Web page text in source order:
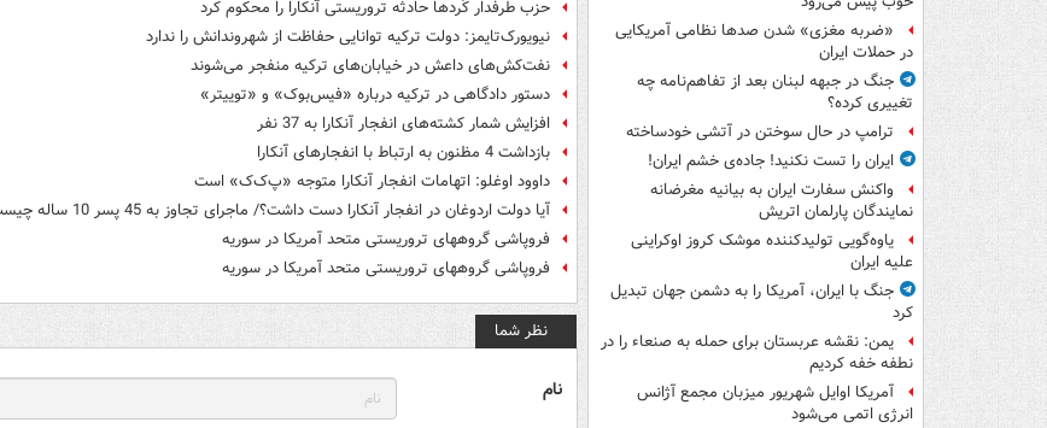
«ضربه مغزی» شدن صدها نظامی آمریکایی
در حملات ایران
جنگ در جبهه لبنان بعد از تفاهم‌نامه چه
تغییری کرده؟
ترامپ در حال سوختن در آتشی خودساخته
ایران را تست نکنید! جاده‌ی خشم ایران!
واکنش سفارت ایران به بیانیه مغرضانه
نمایندگان پارلمان اتریش
یاوه‌گویی تولیدکننده موشک کروز اوکراینی
علیه ایران
جنگ با ایران، آمریکا را به دشمن جهان تبدیل
کرد
یمن: نقشه عربستان برای حمله به صنعاء را در
نطفه خفه کردیم
آمریکا اوایل شهریور میزبان مجمع آژانس
انرژی اتمی می‌شود
حزب طرفدار کُردها حادثه تروریستی آنکارا را محکوم کرد
نیویورک‌تایمز: دولت ترکیه توانایی حفاظت از شهروندانش را ندارد
نفت‌کش‌های داعش در خیابان‌های ترکیه منفجر می‌شوند
دستور دادگاهی در ترکیه درباره «فیس‌بوک» و «توییتر»
افزایش شمار کشته‌های انفجار آنکارا به 37 نفر
بازداشت 4 مظنون به ارتباط با انفجارهای آنکارا
داوود اوغلو: اتهامات انفجار آنکارا متوجه «پ‌‌ک‌ک» است
آیا دولت اردوغان در انفجار آنکارا دست داشت؟/ ماجرای تجاوز به 45 پسر 10 ساله چیست؟
فروپاشی گروههای تروریستی متحد آمریکا در سوریه
فروپاشی گروههای تروریستی متحد آمریکا در سوریه
نظر شما
نام